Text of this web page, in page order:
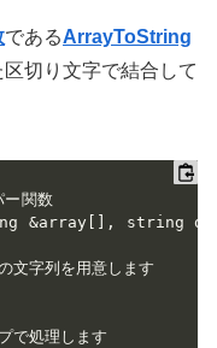
であるArrayToString
切り文字で結合して
関数
&array[], string
文字列を用意します
で処理します